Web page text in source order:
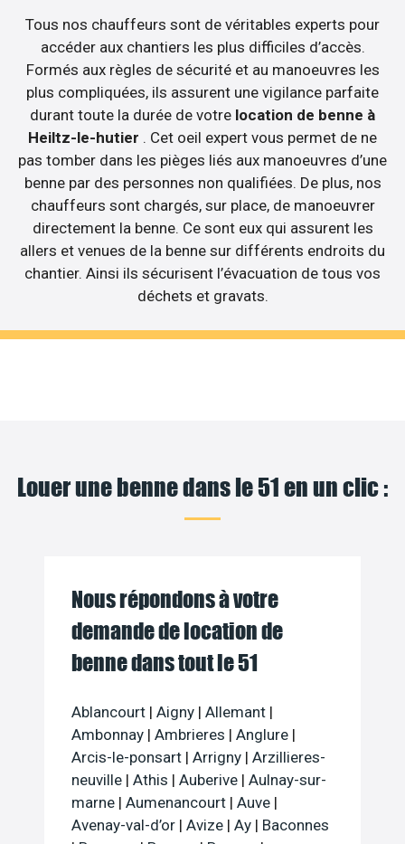
Tous nos chauffeurs sont de véritables experts pour
accéder aux chantiers les plus difficiles d’accès.
Formés aux règles de sécurité et au manoeuvres les
plus compliquées, ils assurent une vigilance parfaite
durant toute la durée de votre location de benne à
Heiltz-le-hutier . Cet oeil expert vous permet de ne
pas tomber dans les pièges liés aux manoeuvres d’une
benne par des personnes non qualifiées. De plus, nos
chauffeurs sont chargés, sur place, de manoeuvrer
directement la benne. Ce sont eux qui assurent les
allers et venues de la benne sur différents endroits du
chantier. Ainsi ils sécurisent l’évacuation de tous vos
déchets et gravats.
Louer une benne dans le 51 en un clic :
Nous répondons à votre
demande de location de
benne dans tout le 51
Ablancourt | Aigny | Allemant |
Ambonnay | Ambrieres | Anglure |
Arcis-le-ponsart | Arrigny | Arzillieres-
neuville | Athis | Auberive | Aulnay-sur-
marne | Aumenancourt | Auve |
Avenay-val-d’or | Avize | Ay | Baconnes